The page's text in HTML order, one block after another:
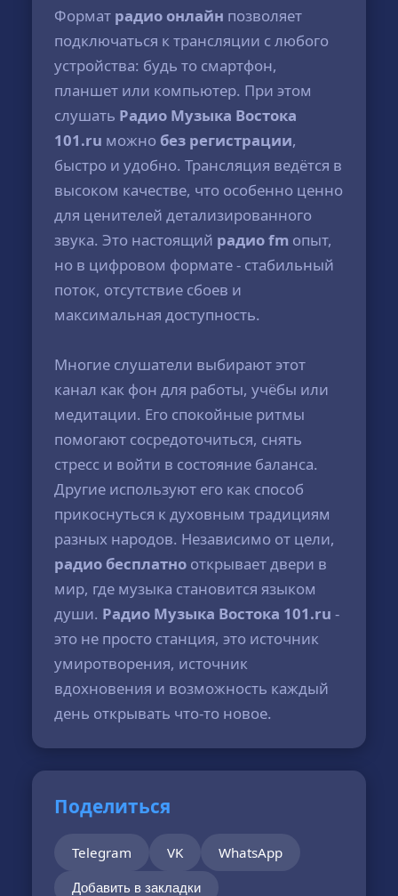
Формат радио онлайн позволяет
подключаться к трансляции с любого
устройства: будь то смартфон,
планшет или компьютер. При этом
слушать Радио Музыка Востока
101.ru можнобез регистрации,
быстро и удобно. Трансляция ведётся в
высоком качестве, что особенно ценно
для ценителей детализированного
звука. Это настоящий радио fm опыт,
но в цифровом формате - стабильный
поток, отсутствие сбоев и
максимальная доступность.
Многие слушатели выбирают этот
канал как фон для работы, учёбы или
медитации. Его спокойные ритмы
помогают сосредоточиться, снять
стресс и войти в состояние баланса.
Другие используют его как способ
прикоснуться к духовным традициям
разных народов. Независимо от цели,
радио бесплатно открывает двери в
мир, где музыка становится языком
души. Радио Музыка Востока 101.ru -
это не просто станция, это источник
умиротворения, источник
вдохновения и возможность каждый
день открывать что-то новое.
Поделиться
Telegram VK WhatsApp
Добавить в закладки